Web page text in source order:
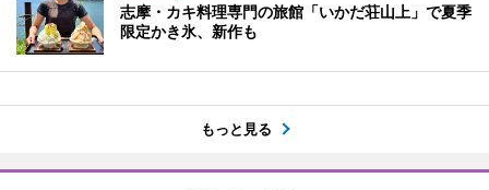
志摩・カキ料理専門の旅館「いかだ荘山上」で夏季
限定かき氷、新作も
もっと見る